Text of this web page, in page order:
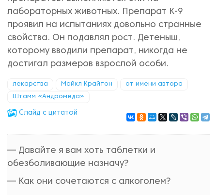
лабораторных животных. Препарат К-9
проявил на испытаниях довольно странные
свойства. Он подавлял рост. Детеныш,
которому вводили препарат, никогда не
достигал размеров взрослой особи.
лекарства Майкл Крайтон от имени автора
Штамм «Андромеда»
Cлайд с цитатой
— Давайте я вам хоть таблетки и
обезболивающие назначу?
— Как они сочетаются с алкоголем?